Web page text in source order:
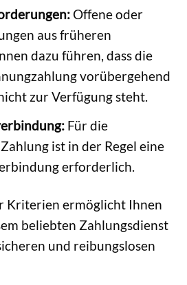
Offene oder
aus früheren
dazu führen, dass die
vorübergehend
zur Verfügung steht.
Für die
ist in der Regel eine
erforderlich.
Kriterien ermöglicht Ihnen
beliebten Zahlungsdienst
und reibungslosen